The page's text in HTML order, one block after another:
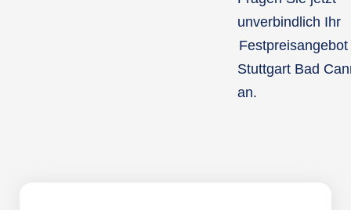
unverbindlich Ihr
Festpreisangebot
Stuttgart Bad
an.